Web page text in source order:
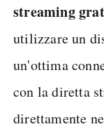
streaming
utilizzare un
un'ottima
con la diretta
direttamente